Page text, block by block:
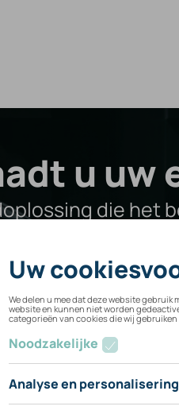
u
die het
Veilig